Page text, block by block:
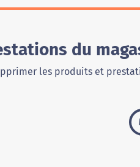
du
les produits et